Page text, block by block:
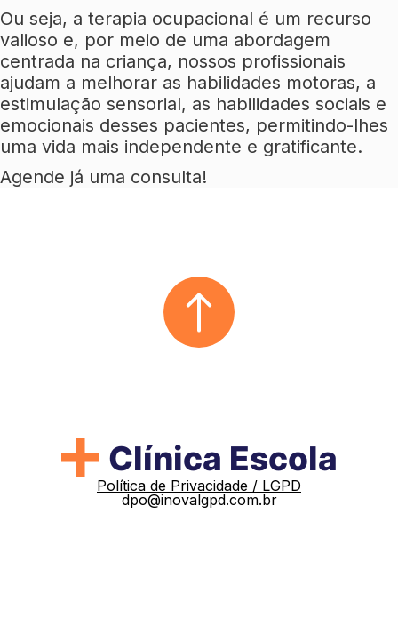
Ou seja, a terapia ocupacional é um recurso
valioso e, por meio de uma abordagem
centrada na criança, nossos profissionais
ajudam a melhorar as habilidades motoras, a
estimulação sensorial, as habilidades sociais e
emocionais desses pacientes, permitindo-lhes
uma vida mais independente e gratificante.
Agende já uma consulta!
Política de Privacidade / LGPD
dpo@inovalgpd.com.br